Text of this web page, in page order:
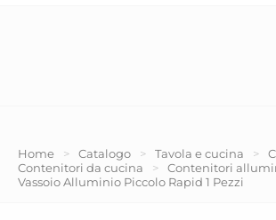
Home > Catalogo > Tavola e cucina >
Contenitori da cucina
> Contenitori
Vassoio Alluminio Piccolo Rapid 1 Pezzi